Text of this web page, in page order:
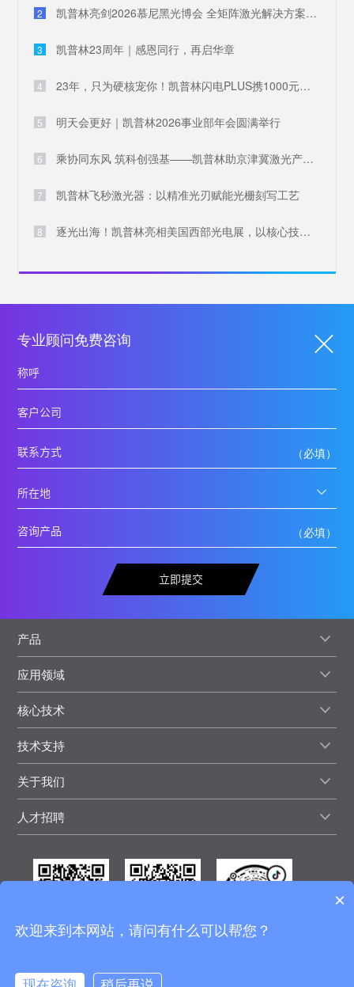
2 凯普林亮剑2026慕尼黑光博会 全矩阵激光解决方案破解全球产业痛点
3 凯普林23周年｜感恩同行，再启华章
4 23年，只为硬核宠你！凯普林闪电PLUS携1000元豪礼，引爆全场
5 明天会更好｜凯普林2026事业部年会圆满举行
6 乘协同东风 筑科创强基——凯普林助京津冀激光产业共兴
7 凯普林飞秒激光器：以精准光刃赋能光栅刻写工艺
8 逐光出海！凯普林亮相美国西部光电展，以核心技术叩响国际大门
专业顾问免费咨询
立即提交
产品
应用领域
核心技术
技术支持
关于我们
人才招聘
×
欢迎来到本网站，请问有什么可以帮您？